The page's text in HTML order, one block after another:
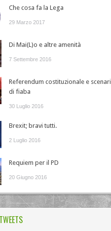
Che cosa fa la Lega
29 Marzo 2017
Di Mai(L)o e altre amenità
7 Settembre 2016
Referendum costituzionale e scenari
di fiaba
30 Luglio 2016
Brexit; bravi tutti.
2 Luglio 2016
Requiem per il PD
20 Giugno 2016